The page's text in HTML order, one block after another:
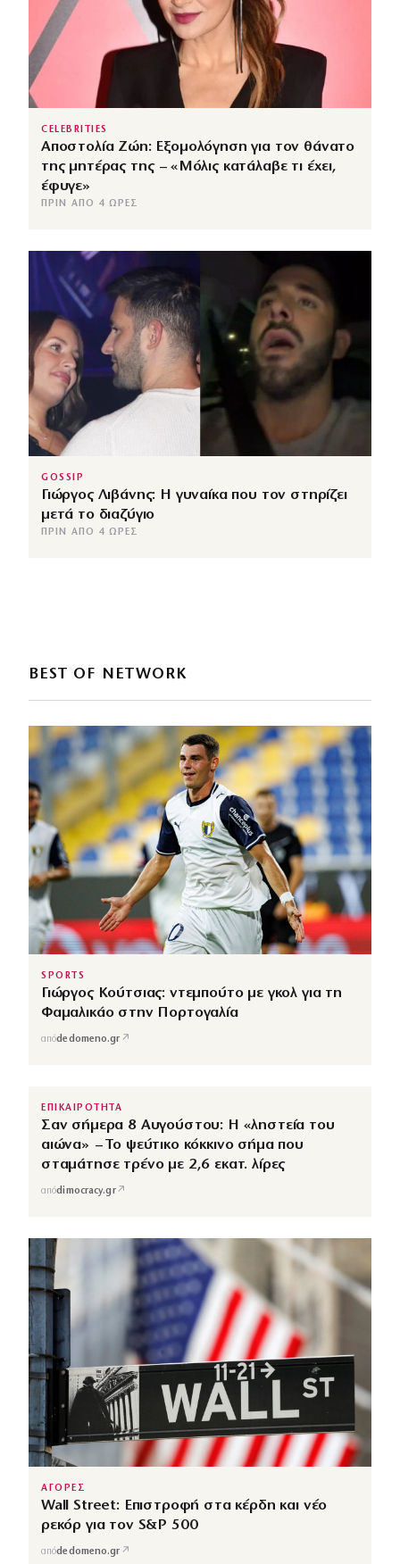
CELEBRITIES
Αποστολία Ζώη: Εξομολόγηση για τον θάνατο
της μητέρας της – «Μόλις κατάλαβε τι έχει,
έφυγε»
ΠΡΙΝ ΑΠΌ 4 ΏΡΕΣ
GOSSIP
Γιώργος Λιβάνης: Η γυναίκα που τον στηρίζει
μετά το διαζύγιο
ΠΡΙΝ ΑΠΌ 4 ΏΡΕΣ
BEST OF NETWORK
SPORTS
Γιώργος Κούτσιας: ντεμπούτο με γκολ για τη
Φαμαλικάο στην Πορτογαλία
απόdedomeno.gr ↗
ΕΠΙΚΑΙΡΟΤΗΤΑ
Σαν σήμερα 8 Αυγούστου: Η «ληστεία του
αιώνα» – Το ψεύτικο κόκκινο σήμα που
σταμάτησε τρένο με 2,6 εκατ. λίρες
απόdimocracy.gr↗
ΑΓΟΡΕΣ
Wall Street: Επιστροφή στα κέρδη και νέο
ρεκόρ για τον S&P 500
απόdedomeno.gr ↗